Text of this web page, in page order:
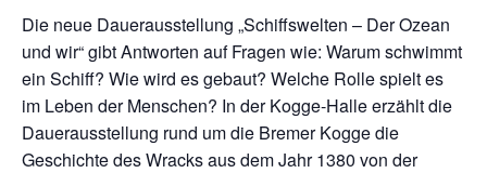
Die neue Dauerausstellung „Schiffswelten – Der Ozean
und wir“ gibt Antworten auf Fragen wie: Warum schwimmt
ein Schiff? Wie wird es gebaut? Welche Rolle spielt es
im Leben der Menschen? In der Kogge-Halle erzählt die
Dauerausstellung rund um die Bremer Kogge die
Geschichte des Wracks aus dem Jahr 1380 von der